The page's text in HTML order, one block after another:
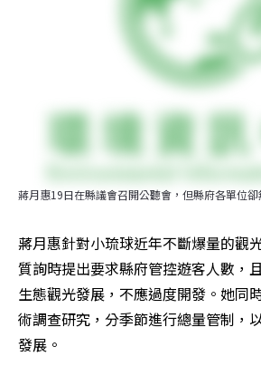
蔣月惠19日在縣議會召開公聽會，但縣府各單位
蔣月惠針對小琉球近年不斷爆量的觀
質詢時提出要求縣府管控遊客人數，
生態觀光發展，不應過度開發。她同
術調查研究，分季節進行總量管制，
發展。